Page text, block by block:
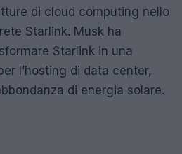
di cloud computing nello
Starlink. Musk ha
Starlink in una
l’hosting di data center,
di energia solare.